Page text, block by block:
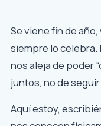
Se viene fin de año,
siempre lo celebra.
nos aleja de poder
juntos, no de
Aquí estoy,